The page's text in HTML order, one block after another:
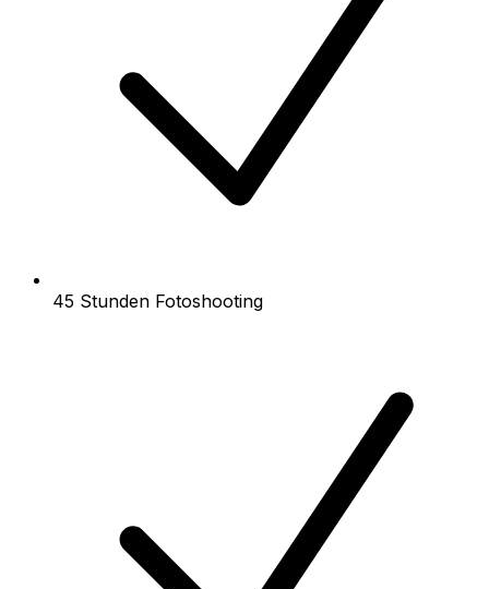
45 Stunden Fotoshooting